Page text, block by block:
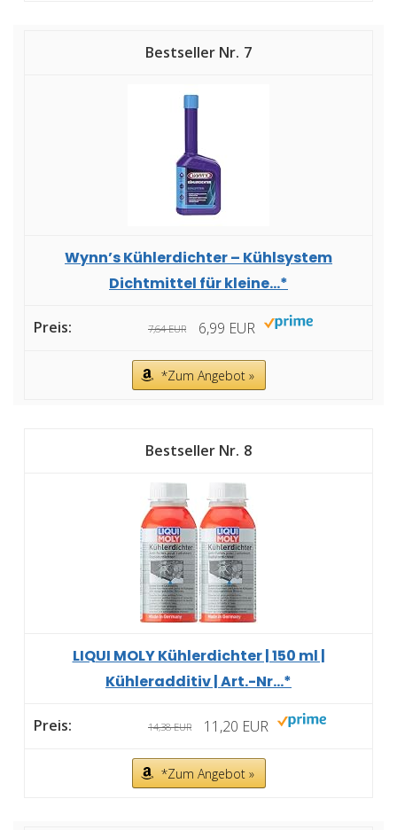
7
Wynn’s Kühlerdichter – Kühlsystem
Dichtmittel für kleine...*
7,64 EUR 6,99 EUR
*Zum Angebot »
8
LIQUI MOLY Kühlerdichter | 150 ml |
Kühleradditiv | Art.-Nr...*
14,38 EUR 11,20 EUR
*Zum Angebot »